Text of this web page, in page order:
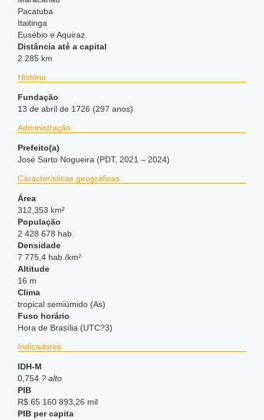
Pacatuba
Itaitinga
Eusébio e Aquiraz
Distância até a capital
2 285 km
História
Fundação
13 de abril de 1726 (297 anos)
Administração
Prefeito(a)
José Sarto Nogueira (PDT, 2021 – 2024)
Características geográficas
Área
312,353 km²
População
2 428 678 hab.
Densidade
7 775,4 hab./km²
Altitude
16 m
Clima
tropical semiúmido (As)
Fuso horário
Hora de Brasília (UTC?3)
Indicadores
IDH-M
0,754 ? alto
PIB
R$ 65 160 893,26 mil
PIB per capita